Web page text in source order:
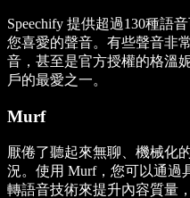
Speechify 提供超過130種語
您喜愛的聲音。有些聲音非
音，甚至是官方授權的格溫
戶的最愛之一。
Murf
厭倦了聽起來無聊、機械化
況。使用 Murf，您可以通過
轉語音技術來提升內容質量